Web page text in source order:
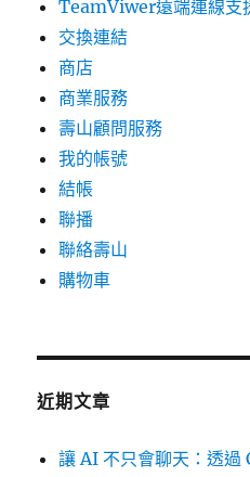
TeamViwer遠端連線支
交換連結
商店
商業服務
壽山顧問服務
我的帳號
結帳
聯播
聯絡壽山
購物車
近期文章
讓 AI 不只會聊天：透過